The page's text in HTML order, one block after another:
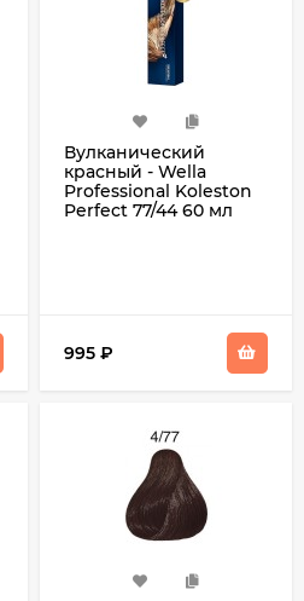
Вулканический
красный - Wella
Professional Koleston
Perfect 77/44 60 мл
995 ₽